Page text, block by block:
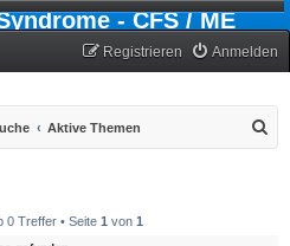
- CFS / ME
Anmelden
Registrieren
Aktive Themen
0 Treffer • Seite 1 von 1